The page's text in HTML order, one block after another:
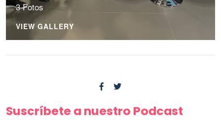
3 Fotos
VIEW GALLERY
Suscríbete a nuestro Podcast